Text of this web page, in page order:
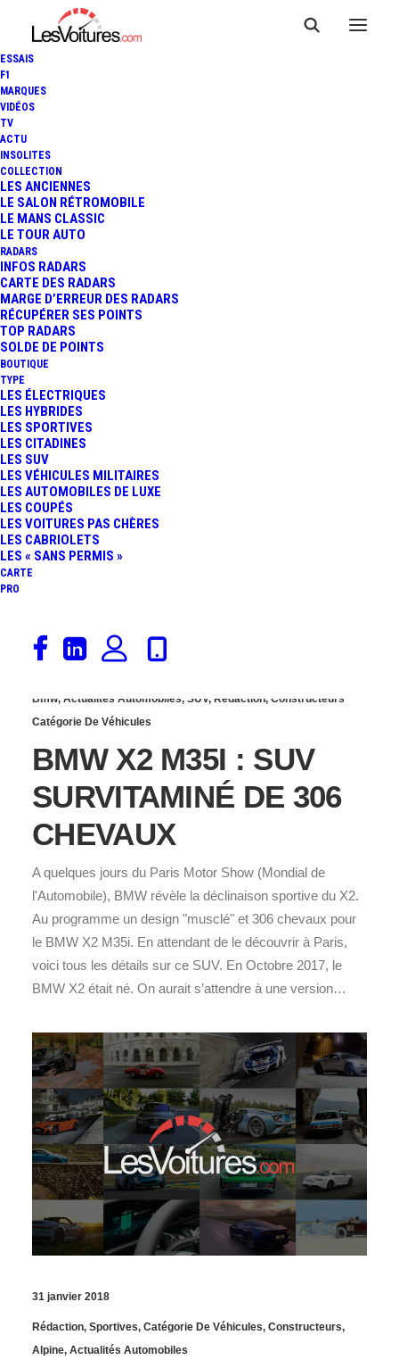
ESSAIS
F1
MARQUES
VIDÉOS
TV
ACTU
INSOLITES
COLLECTION
LES ANCIENNES
LE SALON RÉTROMOBILE
LE MANS CLASSIC
LE TOUR AUTO
RADARS
INFOS RADARS
CARTE DES RADARS
MARGE D’ERREUR DES RADARS
RÉCUPÉRER SES POINTS
TOP RADARS
SOLDE DE POINTS
BOUTIQUE
TYPE
LES ÉLECTRIQUES
LES HYBRIDES
LES SPORTIVES
LES CITADINES
LES SUV
LES VÉHICULES MILITAIRES
LES AUTOMOBILES DE LUXE
LES COUPÉS
LES VOITURES PAS CHÈRES
LES CABRIOLETS
LES « SANS PERMIS »
CARTE
PRO
4 octobre 2020
BMW X2 M MESH
EDITION : UNE
NOUVELLE FINITION
TRÈS SPÉCIALE
Bmw, Actualités Automobiles, SUV, Rédaction, Constructeurs
Catégorie De Véhicules
BMW X2 M35I : SUV
SURVITAMINÉ DE 306
CHEVAUX
A quelques jours du Paris Motor Show (Mondial de
l'Automobile), BMW révèle la déclinaison sportive du X2.
Au programme un design "musclé" et 306 chevaux pour
le BMW X2 M35i. En attendant de le découvrir à Paris,
voici tous les détails sur ce SUV. En Octobre 2017, le
BMW X2 était né. On aurait s’attendre à une version…
31 janvier 2018
Rédaction, Sportives, Catégorie De Véhicules, Constructeurs,
Alpine, Actualités Automobiles